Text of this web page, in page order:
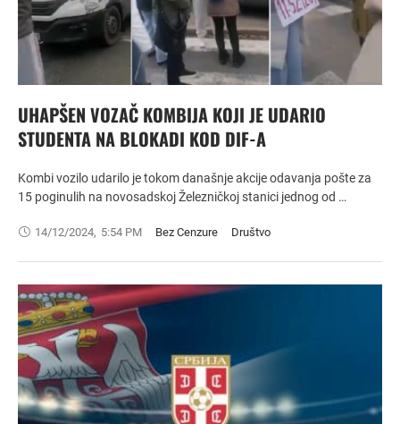
UHAPŠEN VOZAČ KOMBIJA KOJI JE UDARIO
STUDENTA NA BLOKADI KOD DIF-A
Kombi vozilo udarilo je tokom današnje akcije odavanja pošte za
15 poginulih na novosadskoj Železničkoj stanici jednog od …
14/12/2024, 5:54 PM Bez Cenzure Društvo